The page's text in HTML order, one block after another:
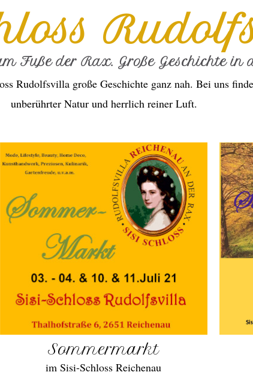
Fuße der Rax. Große Geschichte in
Rudolfsvilla große Geschichte ganz nah. Bei uns
unberührter Natur und herrlich reiner Luft.
Sommermarkt
im Sisi-Schloss Reichenau